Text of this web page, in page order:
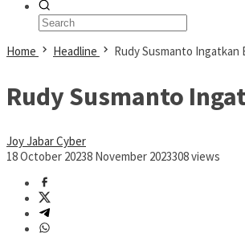
Home Headline Rudy Susmanto
Rudy Susmanto
Joy Jabar Cyber
18 October 20238 November 2023308 views